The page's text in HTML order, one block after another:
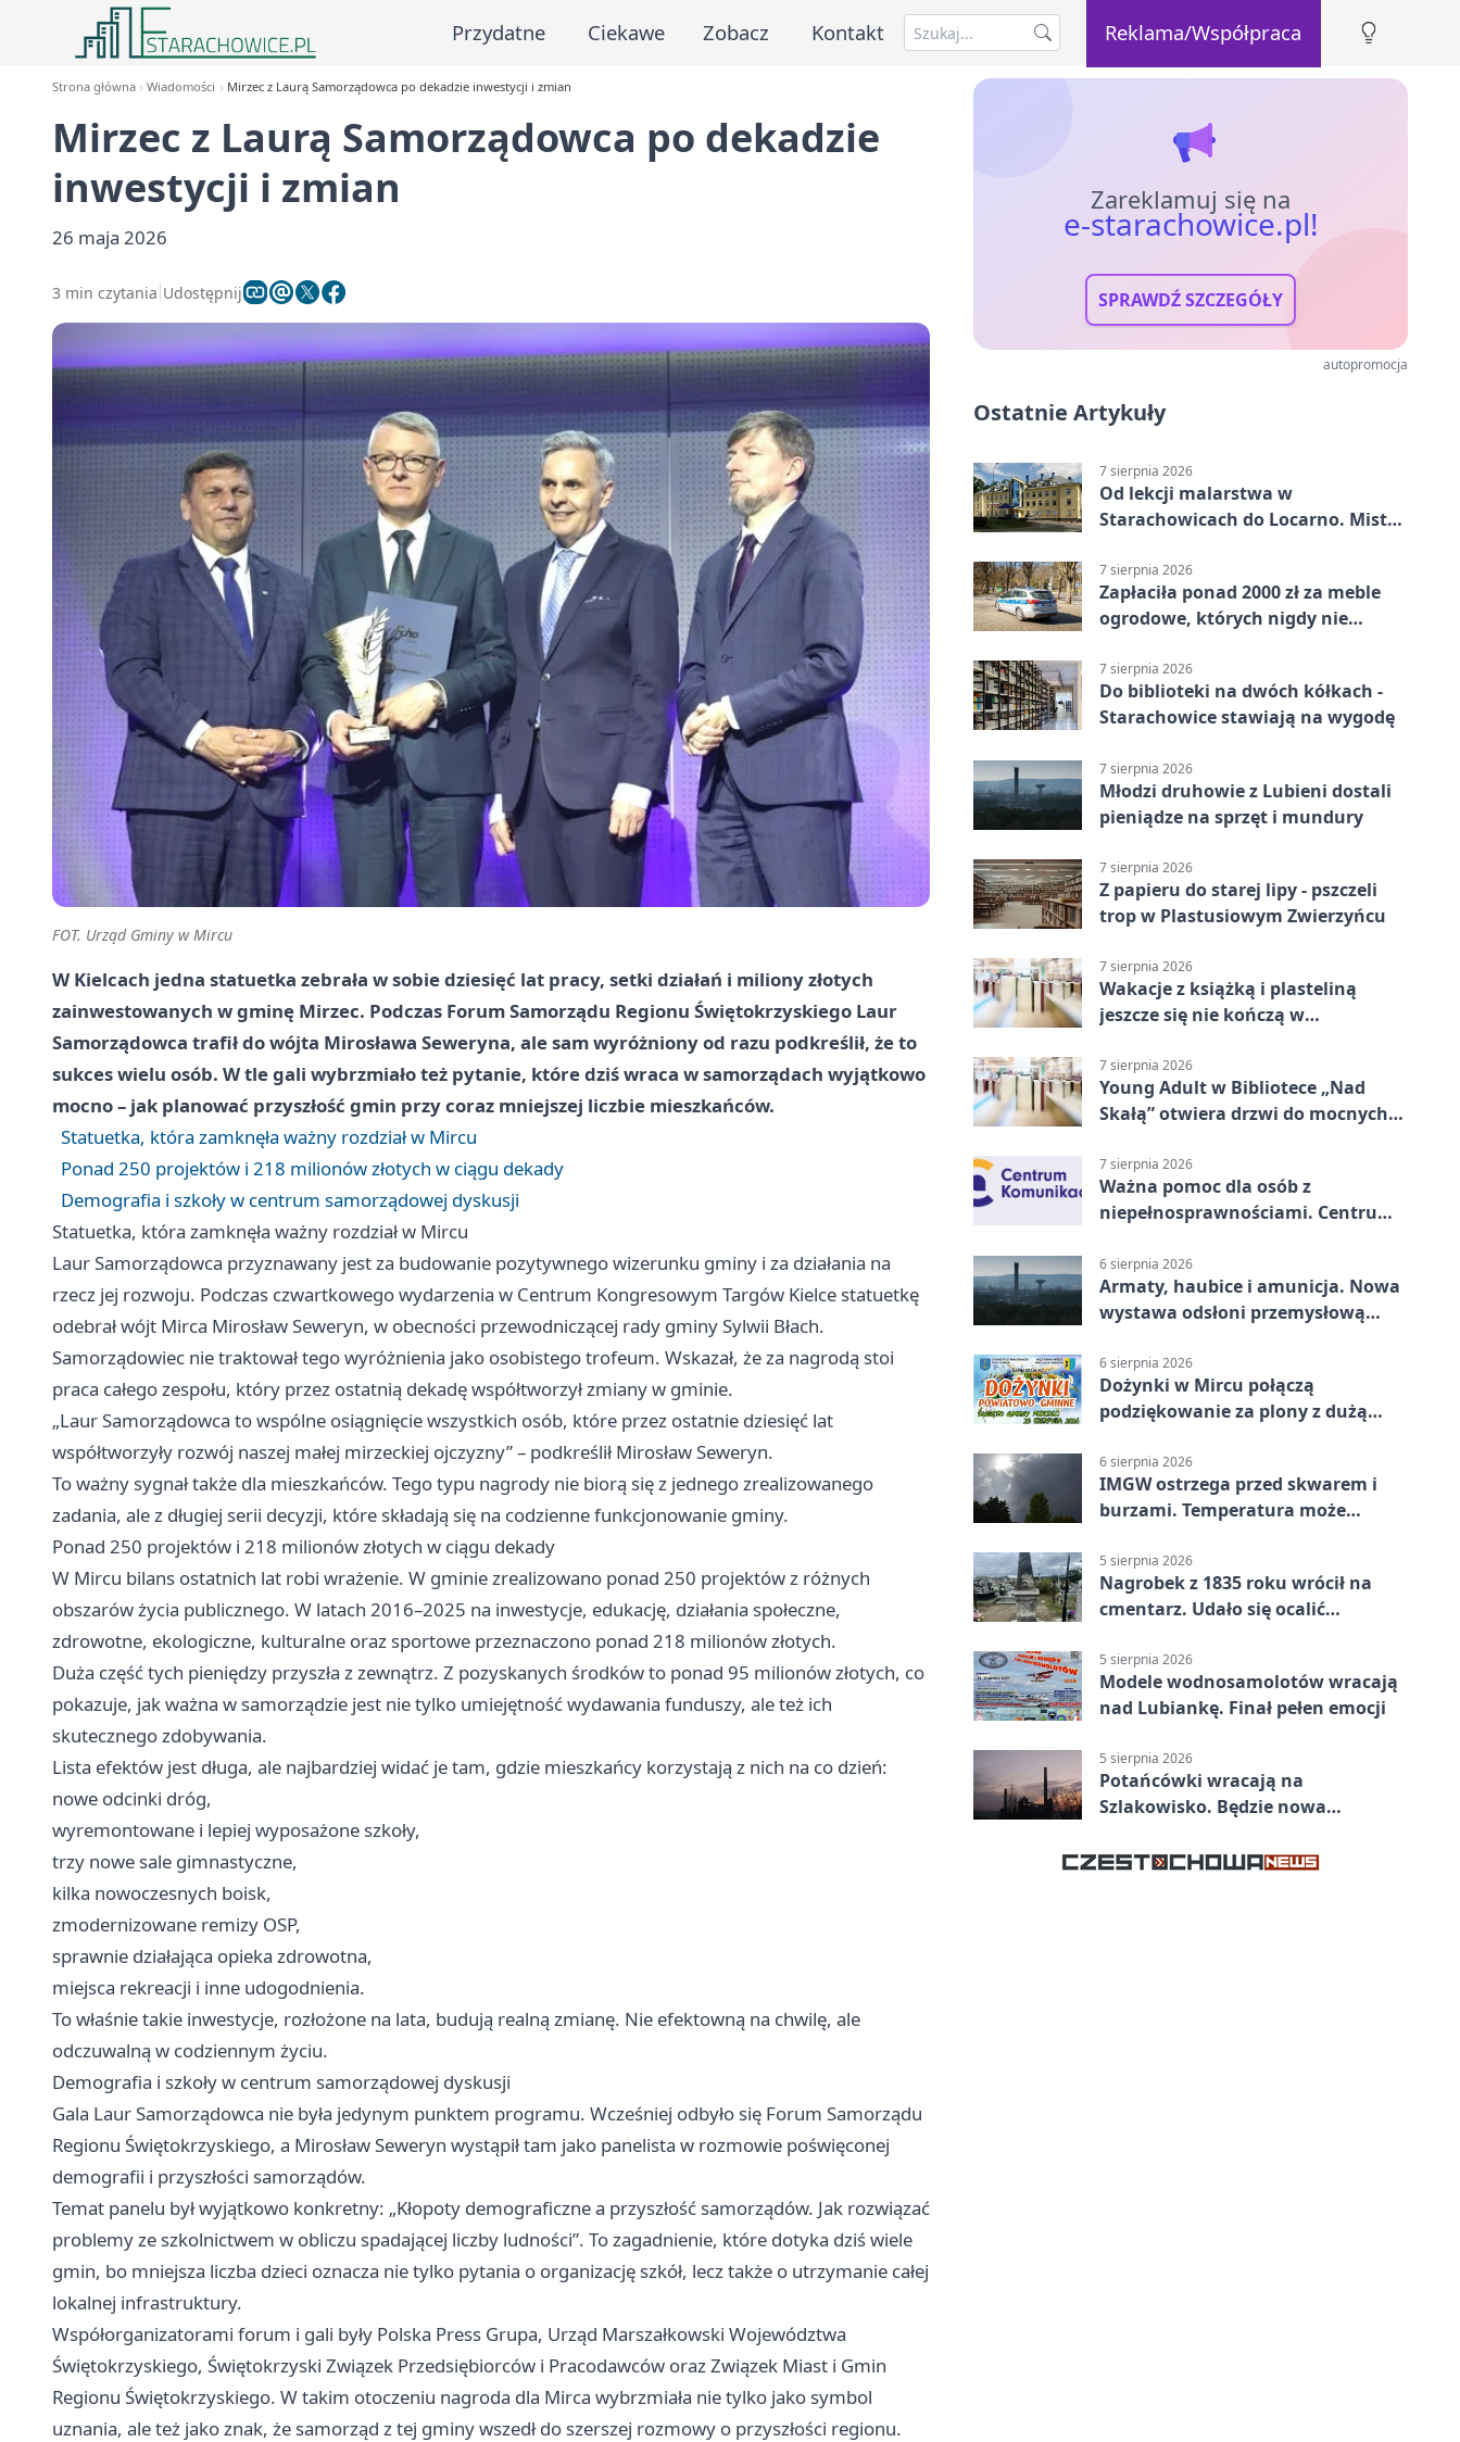
Przydatne Ciekawe Zobacz Kontakt Reklama/Współpraca
Strona główna Wiadomości Mirzec z Laurą Samorządowca po dekadzie inwestycji i zmian
Mirzec z Laurą Samorządowca po dekadzie
inwestycji i zmian
26 maja 2026
3 min czytania Udostępnij
FOT. Urząd Gminy w Mircu
W Kielcach jedna statuetka zebrała w sobie dziesięć lat pracy, setki działań i miliony złotych
zainwestowanych w gminę Mirzec. Podczas Forum Samorządu Regionu Świętokrzyskiego Laur
Samorządowca trafił do wójta Mirosława Seweryna, ale sam wyróżniony od razu podkreślił, że to
sukces wielu osób. W tle gali wybrzmiało też pytanie, które dziś wraca w samorządach wyjątkowo
mocno – jak planować przyszłość gmin przy coraz mniejszej liczbie mieszkańców.
Statuetka, która zamknęła ważny rozdział w Mircu
Ponad 250 projektów i 218 milionów złotych w ciągu dekady
Demografia i szkoły w centrum samorządowej dyskusji
Statuetka, która zamknęła ważny rozdział w Mircu
Laur Samorządowca przyznawany jest za budowanie pozytywnego wizerunku gminy i za działania na
rzecz jej rozwoju. Podczas czwartkowego wydarzenia w Centrum Kongresowym Targów Kielce statuetkę
odebrał wójt Mirca Mirosław Seweryn, w obecności przewodniczącej rady gminy Sylwii Błach.
Samorządowiec nie traktował tego wyróżnienia jako osobistego trofeum. Wskazał, że za nagrodą stoi
praca całego zespołu, który przez ostatnią dekadę współtworzył zmiany w gminie.
„Laur Samorządowca to wspólne osiągnięcie wszystkich osób, które przez ostatnie dziesięć lat
współtworzyły rozwój naszej małej mirzeckiej ojczyzny” – podkreślił Mirosław Seweryn.
To ważny sygnał także dla mieszkańców. Tego typu nagrody nie biorą się z jednego zrealizowanego
zadania, ale z długiej serii decyzji, które składają się na codzienne funkcjonowanie gminy.
Ponad 250 projektów i 218 milionów złotych w ciągu dekady
W Mircu bilans ostatnich lat robi wrażenie. W gminie zrealizowano ponad 250 projektów z różnych
obszarów życia publicznego. W latach 2016–2025 na inwestycje, edukację, działania społeczne,
zdrowotne, ekologiczne, kulturalne oraz sportowe przeznaczono ponad 218 milionów złotych.
Duża część tych pieniędzy przyszła z zewnątrz. Z pozyskanych środków to ponad 95 milionów złotych, co
pokazuje, jak ważna w samorządzie jest nie tylko umiejętność wydawania funduszy, ale też ich
skutecznego zdobywania.
Lista efektów jest długa, ale najbardziej widać je tam, gdzie mieszkańcy korzystają z nich na co dzień:
nowe odcinki dróg,
wyremontowane i lepiej wyposażone szkoły,
trzy nowe sale gimnastyczne,
kilka nowoczesnych boisk,
zmodernizowane remizy OSP,
sprawnie działająca opieka zdrowotna,
miejsca rekreacji i inne udogodnienia.
To właśnie takie inwestycje, rozłożone na lata, budują realną zmianę. Nie efektowną na chwilę, ale
odczuwalną w codziennym życiu.
Demografia i szkoły w centrum samorządowej dyskusji
Gala Laur Samorządowca nie była jedynym punktem programu. Wcześniej odbyło się Forum Samorządu
Regionu Świętokrzyskiego, a Mirosław Seweryn wystąpił tam jako panelista w rozmowie poświęconej
demografii i przyszłości samorządów.
Temat panelu był wyjątkowo konkretny: „Kłopoty demograficzne a przyszłość samorządów. Jak rozwiązać
problemy ze szkolnictwem w obliczu spadającej liczby ludności”. To zagadnienie, które dotyka dziś wiele
gmin, bo mniejsza liczba dzieci oznacza nie tylko pytania o organizację szkół, lecz także o utrzymanie całej
lokalnej infrastruktury.
Współorganizatorami forum i gali były Polska Press Grupa, Urząd Marszałkowski Województwa
Świętokrzyskiego, Świętokrzyski Związek Przedsiębiorców i Pracodawców oraz Związek Miast i Gmin
Regionu Świętokrzyskiego. W takim otoczeniu nagroda dla Mirca wybrzmiała nie tylko jako symbol
uznania, ale też jako znak, że samorząd z tej gminy wszedł do szerszej rozmowy o przyszłości regionu.
Zareklamuj się na
e-starachowice.pl!
SPRAWDŹ SZCZEGÓŁY
autopromocja
Ostatnie Artykuły
7 sierpnia 2026
Od lekcji malarstwa w
Starachowicach do Locarno. Mistrz
7 sierpnia 2026
Zapłaciła ponad 2000 zł za meble
ogrodowe, których nigdy nie
7 sierpnia 2026
Do biblioteki na dwóch kółkach -
Starachowice stawiają na wygodę
7 sierpnia 2026
Młodzi druhowie z Lubieni dostali
pieniądze na sprzęt i mundury
7 sierpnia 2026
Z papieru do starej lipy - pszczeli
trop w Plastusiowym Zwierzyńcu
7 sierpnia 2026
Wakacje z książką i plasteliną
jeszcze się nie kończą w
7 sierpnia 2026
Young Adult w Bibliotece „Nad
Skałą” otwiera drzwi do mocnych
7 sierpnia 2026
Ważna pomoc dla osób z
niepełnosprawnościami. Centrum
6 sierpnia 2026
Armaty, haubice i amunicja. Nowa
wystawa odsłoni przemysłową
6 sierpnia 2026
Dożynki w Mircu połączą
podziękowanie za plony z dużą
6 sierpnia 2026
IMGW ostrzega przed skwarem i
burzami. Temperatura może
5 sierpnia 2026
Nagrobek z 1835 roku wrócił na
cmentarz. Udało się ocalić
5 sierpnia 2026
Modele wodnosamolotów wracają
nad Lubiankę. Finał pełen emocji
5 sierpnia 2026
Potańcówki wracają na
Szlakowisko. Będzie nowa